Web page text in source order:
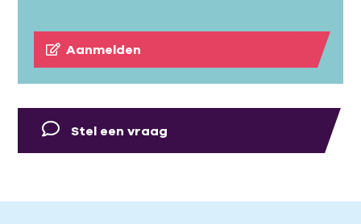
Aanmelden
Stel een vraag